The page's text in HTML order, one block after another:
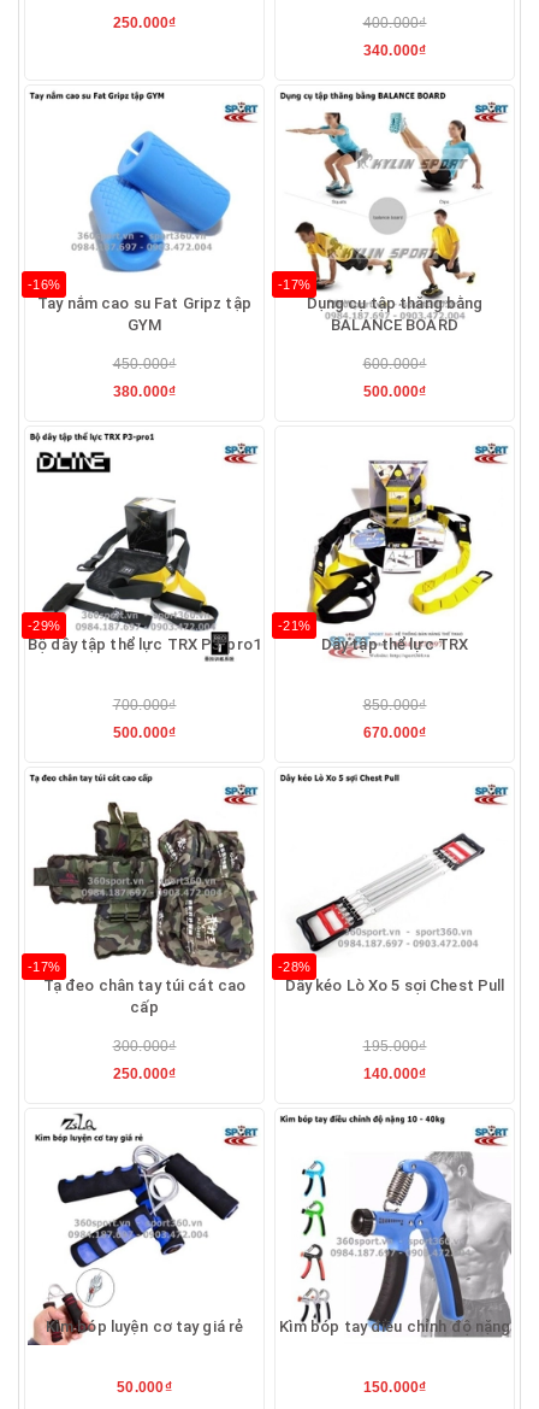
250.000₫
400.000₫
340.000₫
-16%
Tay nắm cao su Fat Gripz tập
GYM
450.000₫
380.000₫
-17%
Dụng cụ tập thăng bằng
BALANCE BOARD
600.000₫
500.000₫
-29%
Bộ dây tập thể lực TRX P3-pro1
700.000₫
500.000₫
-21%
Dây tập thể lực TRX
850.000₫
670.000₫
-17%
Tạ đeo chân tay túi cát cao
cấp
300.000₫
250.000₫
-28%
Dây kéo Lò Xo 5 sợi Chest Pull
195.000₫
140.000₫
Kìm bóp luyện cơ tay giá rẻ
50.000₫
Kìm bóp tay điều chỉnh độ nặng
150.000₫